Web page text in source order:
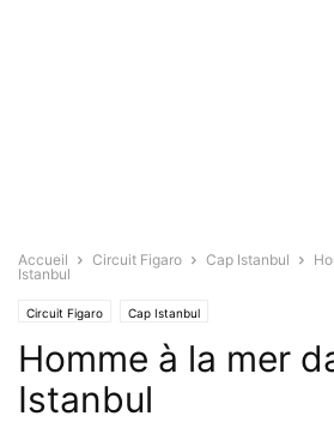
Accueil Circuit Figaro Cap Istanbul
Istanbul
Circuit Figaro Cap Istanbul
Homme à la mer
Istanbul